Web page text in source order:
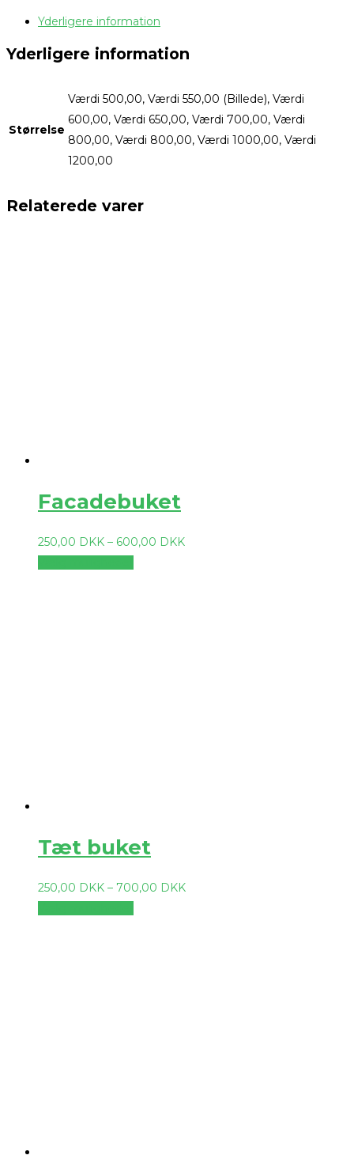
Yderligere information
Yderligere information
Størrelse
Værdi 500,00, Værdi 550,00 (Billede), Værdi
600,00, Værdi 650,00, Værdi 700,00, Værdi
800,00, Værdi 800,00, Værdi 1000,00, Værdi
1200,00
Relaterede varer
Facadebuket
250,00 DKK – 600,00 DKK
Tæt buket
250,00 DKK – 700,00 DKK